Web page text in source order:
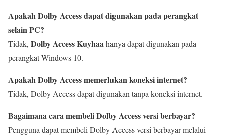
Apakah Dolby Access dapat digunakan pada perangkat
selain PC?
Tidak, Dolby Access Kuyhaahanya dapat digunakan pada
perangkat Windows 10.
Apakah Dolby Access memerlukan koneksi internet?
Tidak, Dolby Access dapat digunakan tanpa koneksi internet.
Bagaimana cara membeli Dolby Access versi berbayar?
Pengguna dapat membeli Dolby Access versi berbayar melalui